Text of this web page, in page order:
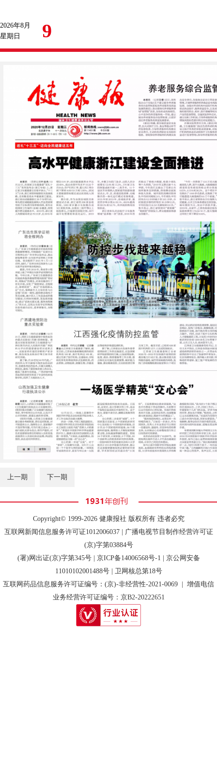
2026年8月
星期日
9
上一期 下一期
Copyright© 1999-2026 健康报社 版权所有 违者必究
互联网新闻信息服务许可证1012006037 | 广播电视节目制作经营许可证
(京)字第03884号
(署)网出证(京)字第345号 | 京ICP备14006568号-1 | 京公网安备
11010102001488号 | 卫网核总第18号
互联网药品信息服务许可证编号：(京)-非经营性-2021-0069 | 增值电信
业务经营许可证编号：京B2-20222651